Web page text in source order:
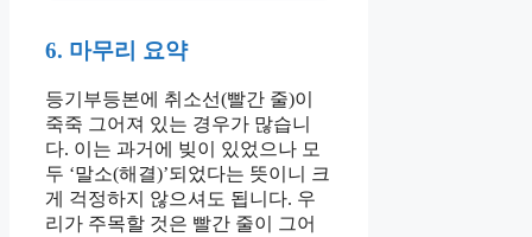
6. 마무리 요약
등기부등본에 취소선(빨간 줄)이
죽죽 그어져 있는 경우가 많습니
다. 이는 과거에 빚이 있었으나 모
두 ‘말소(해결)’되었다는 뜻이니 크
게 걱정하지 않으셔도 됩니다. 우
리가 주목할 것은 빨간 줄이 그어